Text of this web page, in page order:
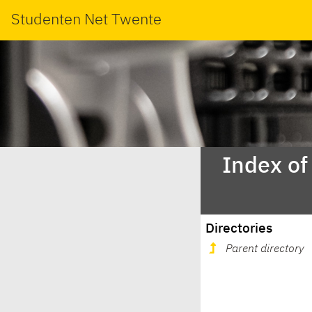
Studenten Net Twente
Index
Directories
Parent directory